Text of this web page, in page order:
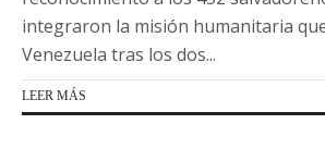
integraron la misión humanitaria
Venezuela tras los dos...
LEER MÁS